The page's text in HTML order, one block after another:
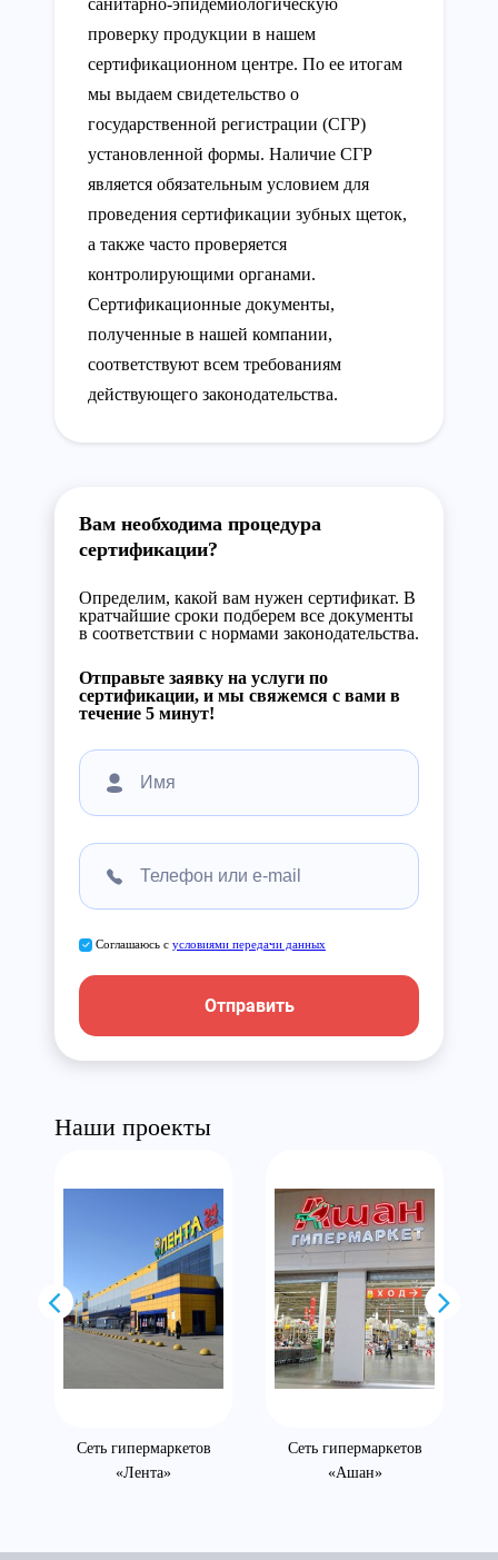
санитарно-эпидемиологическую
проверку продукции в нашем
сертификационном центре. По ее итогам
мы выдаем свидетельство о
государственной регистрации (СГР)
установленной формы. Наличие СГР
является обязательным условием для
проведения сертификации зубных щеток,
а также часто проверяется
контролирующими органами.
Сертификационные документы,
полученные в нашей компании,
соответствуют всем требованиям
действующего законодательства.
Вам необходима процедура
сертификации?
Определим, какой вам нужен сертификат. В
кратчайшие сроки подберем все документы
в соответствии с нормами законодательства.
Отправьте заявку на услуги по
сертификации, и мы свяжемся с вами в
течение 5 минут!
Соглашаюсь с условиями передачи данных
Отправить
Наши проекты
Сеть гипермаркетов
«Лента»
Сеть гипермаркетов
«Ашан»